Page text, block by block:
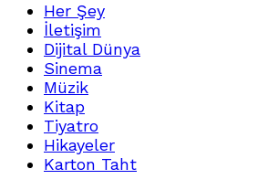
Her Şey
İletişim
Dijital Dünya
Sinema
Müzik
Kitap
Tiyatro
Hikayeler
Karton Taht